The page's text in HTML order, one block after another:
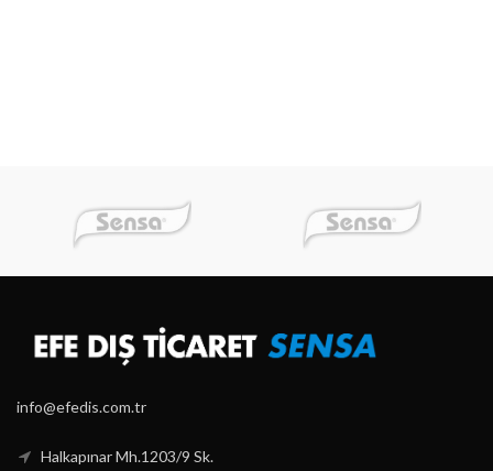
info@efedis.com.tr
Halkapınar Mh.1203/9 Sk.